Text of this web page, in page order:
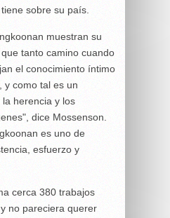
sobre su país.
muestran su
tanto camino cuando
el conocimiento íntimo
y como tal es un
herencia y los
dice Mossenson.
es uno de
esfuerzo y
cerca 380 trabajos
no pareciera querer